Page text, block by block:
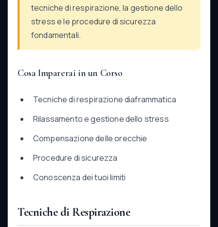
tecniche di respirazione, la gestione dello
stress e le procedure di sicurezza
fondamentali.
Cosa Imparerai in un Corso
Tecniche di respirazione diaframmatica
Rilassamento e gestione dello stress
Compensazione delle orecchie
Procedure di sicurezza
Conoscenza dei tuoi limiti
Tecniche di Respirazione